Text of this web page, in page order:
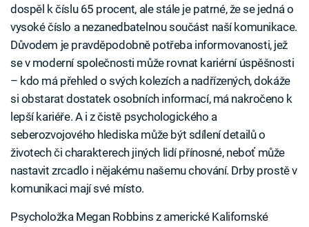
dospěl k číslu 65 procent, ale stále je patrné, že se jedná o
vysoké číslo a nezanedbatelnou součást naší komunikace.
Důvodem je pravděpodobně potřeba informovanosti, jež
se v moderní společnosti může rovnat kariérní úspěšnosti
– kdo má přehled o svých kolezích a nadřízených, dokáže
si obstarat dostatek osobních informací, má nakročeno k
lepší kariéře. A i z čistě psychologického a
seberozvojového hlediska může být sdílení detailů o
životech či charakterech jiných lidí přínosné, neboť může
nastavit zrcadlo i nějakému našemu chování. Drby prostě v
komunikaci mají své místo.
Psycholožka Megan Robbins z americké Kalifornské